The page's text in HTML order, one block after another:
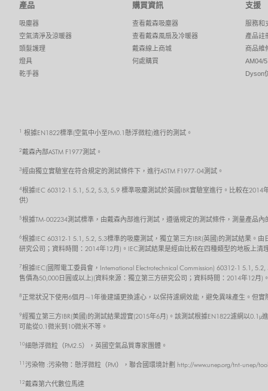
產品
吸塵器
空氣清淨及涼暖器
頭髮護理
燈具
乾手器
購買資訊
查看戴森吸塵器
查看戴森風扇及冷暖器
戴森線上商城
何處購買
支援
服務和
產品註
商品維
AM04/
Dyson
1 根據EN1822標準(空氣中小至PM0.1懸浮微粒)進行的測試。
2戴森內部ASTM F1977測試。
3經由獨立實驗室在符合規定的測試條件下，進行ASTM F1977-04測試。
4根據IEC 60312-1 5.1, 5.2, 5.3, 5.9 標準吸塵測試於英國IBR實驗室進行。比較在
供）
5根據TM-002234測試標準，由戴森內部進行測試，遵循規定的測試條件，測量產品
6根據IEC 60312-1 5.1, 5.2, 5.3標準的吸塵測試，獨立第三方IBR(英國)的測試結果。
研究公司；資料時間：2014年12月)。IEC測試結果是經由比較在四種類型的地板上
7根據IEC(國際電工委員會，International Electrotechnical Commission) 60312-1 5.1,
售價為50,000日圓或以上)(資料來源：獨立第三方研究公司；資料時間：2014年12
8 正常狀況下使用6個月~1年後建議更換濾心，以保持濾網效能，避免異味產生。但
9經獨立第三方IBR(美國)的測試結果證實(2015年6月)。該測試根據EN1822濾網以
可能從0.1微米到10微米不等。
10細懸浮微粒（PM2.5），英國空氣品質專家團體。
11 污染物 :污染物：懸浮微粒（PM），聯合國環境計劃 http://www.unep.org/tnt-unep/
12戴森第六代數位馬達